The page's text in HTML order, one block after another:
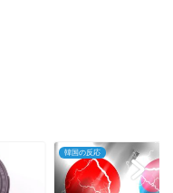
韓国の反応